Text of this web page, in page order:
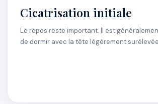
Cicatrisation initiale
Le repos reste important. Il est
de dormir avec la tête légèrement